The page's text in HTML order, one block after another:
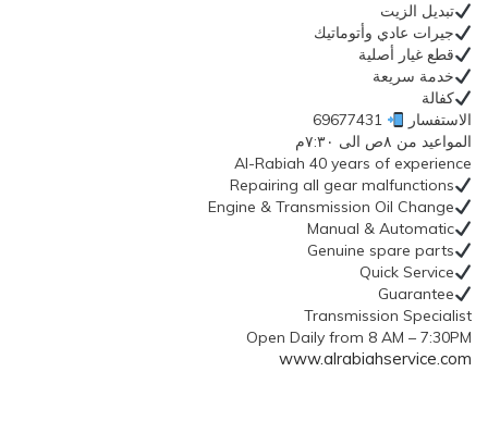
تبديل الزيت
جيرات عادي وأتوماتيك
قطع غيار أصلية
خدمة سريعة
كفالة
الاستفسار
المواعيد من ٨ص الى ٧:٣٠م
Al-Rabiah 40 years of experience
Repairing all gear malfunctions
Engine & Transmission Oil Change
Manual & Automatic
Genuine spare parts
Quick Service
Guarantee
Transmission Specialist
Open Daily from 8 AM – 7:30PM
www.alrabiahservice.com